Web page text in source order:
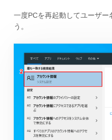
一度PCを再起動してユーザー
う。